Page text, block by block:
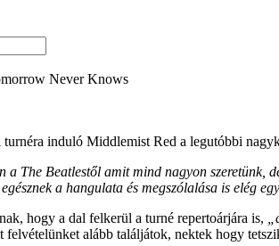
Never Knows
turnéra induló Middlemist Red a legutóbbi
a The Beatlestől amit mind nagyon
egésznek a hangulata és megszólalása is elég
hogy a dal felkerül a turné repertoárjára is,
felvételünket alább találjátok, nektek hogy